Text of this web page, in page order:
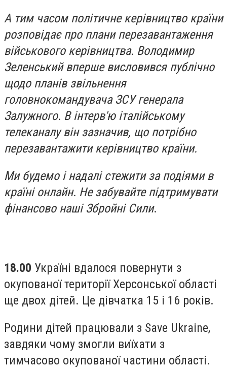
А тим часом політичне керівництво країни
розповідає про плани перезавантаження
військового керівництва. Володимир
Зеленський вперше висловився публічно
щодо планів звільнення
головнокомандувача ЗСУ генерала
Залужного. В інтерв'ю італійському
телеканалу він зазначив, що потрібно
перезавантажити керівництво країни.
Ми будемо і надалі стежити за подіями в
країні онлайн. Не забувайте підтримувати
фінансово наші Збройні Сили.
18.00 Україні вдалося повернути з
окупованої території Херсонської області
ще двох дітей. Це дівчатка 15 і 16 років.
Родини дітей працювали з Save Ukraine,
завдяки чому змогли виїхати з
тимчасово окупованої частини області.